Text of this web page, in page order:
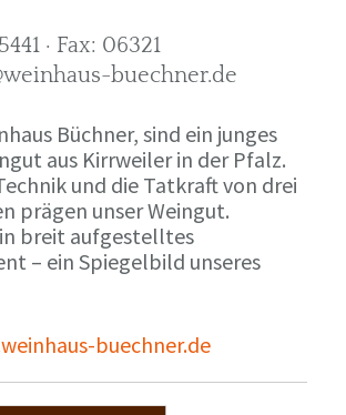
· Fax: 06321
buechner.de
Büchner, sind ein junges
aus Kirrweiler in der Pfalz.
und die Tatkraft von drei
prägen unser Weingut.
breit aufgestelltes
– ein Spiegelbild unseres
buechner.de